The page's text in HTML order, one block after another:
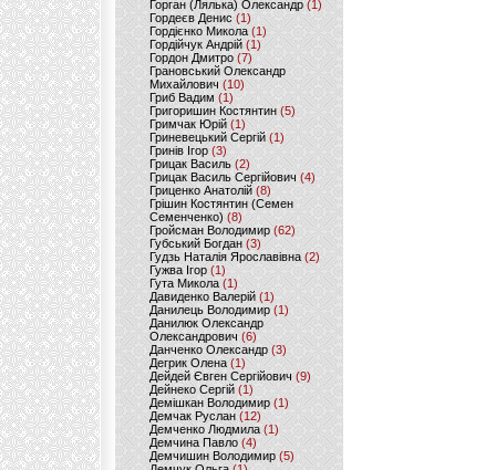
Горган (Лялька) Олександр(1)
Гордеєв Денис (1)
Гордієнко Микола (1)
Гордійчук Андрій (1)
Гордон Дмитро (7)
Грановський Олександр
Михайлович (10)
Гриб Вадим (1)
Григоришин Костянтин (5)
Гримчак Юрій(1)
Гриневецький Сергій(1)
Гринів Ігор (3)
Грицак Василь (2)
Грицак Василь Сергійович (4)
Гриценко Анатолій (8)
Грішин Костянтин (Семен
Семенченко)(8)
Гройсман Володимир(62)
Губський Богдан (3)
Гудзь Наталія Ярославівна(2)
Гужва Ігор (1)
Гута Микола (1)
Давиденко Валерій (1)
Данилець Володимир(1)
Данилюк Олександр
Олександрович (6)
Данченко Олександр (3)
Дегрик Олена(1)
Дейдей Євген Сергійович(9)
Дейнеко Сергій (1)
Демішкан Володимир(1)
Демчак Руслан (12)
Демченко Людмила (1)
Демчина Павло (4)
Демчишин Володимир (5)